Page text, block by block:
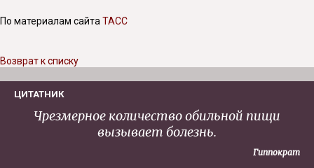
По материалам сайта ТАСС
Возврат к списку
ЦИТАТНИК
Чрезмерное количество обильной пищи
вызывает болезнь.
Гиппократ